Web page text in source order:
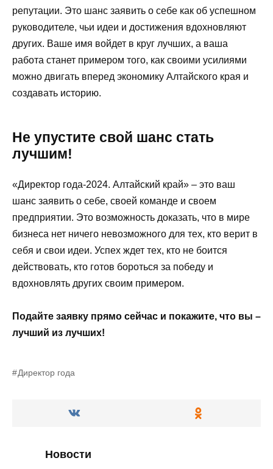
репутации. Это шанс заявить о себе как об успешном
руководителе, чьи идеи и достижения вдохновляют
других. Ваше имя войдет в круг лучших, а ваша
работа станет примером того, как своими усилиями
можно двигать вперед экономику Алтайского края и
создавать историю.
Не упустите свой шанс стать
лучшим!
«Директор года-2024. Алтайский край» – это ваш
шанс заявить о себе, своей команде и своем
предприятии. Это возможность доказать, что в мире
бизнеса нет ничего невозможного для тех, кто верит в
себя и свои идеи. Успех ждет тех, кто не боится
действовать, кто готов бороться за победу и
вдохновлять других своим примером.
Подайте заявку прямо сейчас и покажите, что вы –
лучший из лучших!
Директор года
Новости